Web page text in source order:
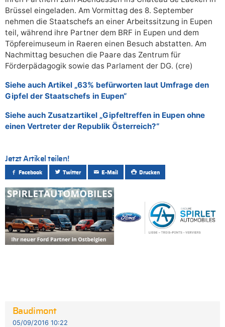
Brüssel eingeladen. Am Vormittag des 8. September
nehmen die Staatschefs an einer Arbeitssitzung in Eupen
teil, während ihre Partner dem BRF in Eupen und dem
Töpfereimuseum in Raeren einen Besuch abstatten. Am
Nachmittag besuchen die Paare das Zentrum für
Förderpädagogik sowie das Parlament der DG. (cre)
Siehe auch Artikel „63% befürworten laut Umfrage den
Gipfel der Staatschefs in Eupen“
Siehe auch Zusatzartikel „Gipfeltreffen in Eupen ohne
einen Vertreter der Republik Österreich?“
Jetzt Artikel teilen!
Facebook Twitter E-Mail Drucken
Baudimont
05/09/2016 10:22